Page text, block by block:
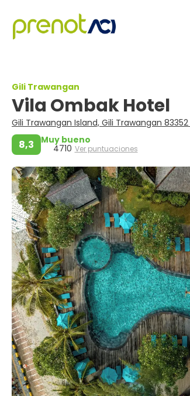
Gili Trawangan
Vila Ombak Hotel
Gili Trawangan Island, Gili Trawangan 83352
8,3 Muy bueno
4710 Ver puntuaciones